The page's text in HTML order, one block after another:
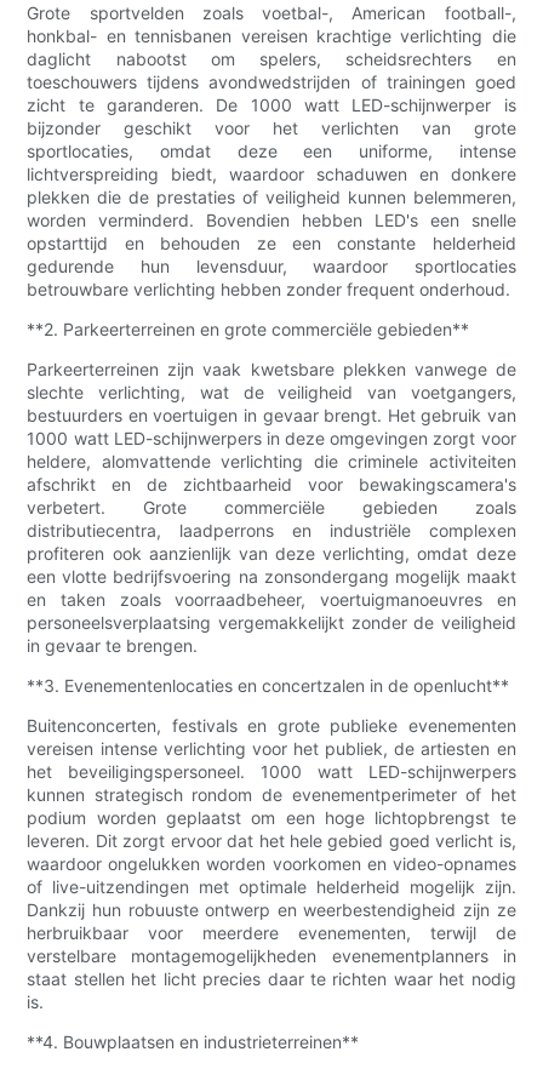
Grote sportvelden zoals voetbal-, American football-,
honkbal- en tennisbanen vereisen krachtige verlichting die
daglicht nabootst om spelers, scheidsrechters en
toeschouwers tijdens avondwedstrijden of trainingen goed
zicht te garanderen. De 1000 watt LED-schijnwerper is
bijzonder geschikt voor het verlichten van grote
sportlocaties, omdat deze een uniforme, intense
lichtverspreiding biedt, waardoor schaduwen en donkere
plekken die de prestaties of veiligheid kunnen belemmeren,
worden verminderd. Bovendien hebben LED's een snelle
opstarttijd en behouden ze een constante helderheid
gedurende hun levensduur, waardoor sportlocaties
betrouwbare verlichting hebben zonder frequent onderhoud.
**2. Parkeerterreinen en grote commerciële gebieden**
Parkeerterreinen zijn vaak kwetsbare plekken vanwege de
slechte verlichting, wat de veiligheid van voetgangers,
bestuurders en voertuigen in gevaar brengt. Het gebruik van
1000 watt LED-schijnwerpers in deze omgevingen zorgt voor
heldere, alomvattende verlichting die criminele activiteiten
afschrikt en de zichtbaarheid voor bewakingscamera's
verbetert. Grote commerciële gebieden zoals
distributiecentra, laadperrons en industriële complexen
profiteren ook aanzienlijk van deze verlichting, omdat deze
een vlotte bedrijfsvoering na zonsondergang mogelijk maakt
en taken zoals voorraadbeheer, voertuigmanoeuvres en
personeelsverplaatsing vergemakkelijkt zonder de veiligheid
in gevaar te brengen.
**3. Evenementenlocaties en concertzalen in de openlucht**
Buitenconcerten, festivals en grote publieke evenementen
vereisen intense verlichting voor het publiek, de artiesten en
het beveiligingspersoneel. 1000 watt LED-schijnwerpers
kunnen strategisch rondom de evenementperimeter of het
podium worden geplaatst om een ​​hoge lichtopbrengst te
leveren. Dit zorgt ervoor dat het hele gebied goed verlicht is,
waardoor ongelukken worden voorkomen en video-opnames
of live-uitzendingen met optimale helderheid mogelijk zijn.
Dankzij hun robuuste ontwerp en weerbestendigheid zijn ze
herbruikbaar voor meerdere evenementen, terwijl de
verstelbare montagemogelijkheden evenementplanners in
staat stellen het licht precies daar te richten waar het nodig
is.
**4. Bouwplaatsen en industrieterreinen**